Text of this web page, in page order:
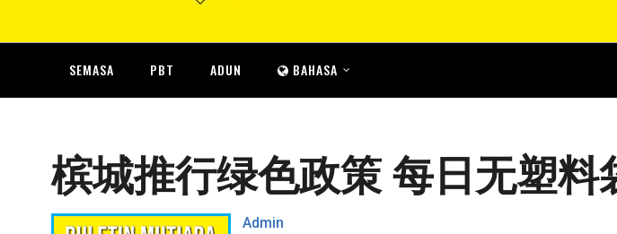
SEMASA PBT ADUN BAHASA
槟城推行绿色政策 每日无塑
Admin